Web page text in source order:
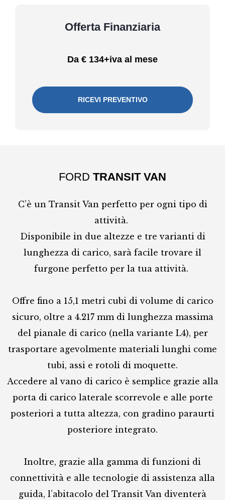
Offerta Finanziaria
Da € 134+iva al mese
RICEVI PREVENTIVO
FORD TRANSIT VAN
C’è un Transit Van perfetto per ogni tipo di
attività.
Disponibile in due altezze e tre varianti di
lunghezza di carico, sarà facile trovare il
furgone perfetto per la tua attività.
Offre fino a 15,1 metri cubi di volume di carico
sicuro, oltre a 4.217 mm di lunghezza massima
del pianale di carico (nella variante L4), per
trasportare agevolmente materiali lunghi come
tubi, assi e rotoli di moquette.
Accedere al vano di carico è semplice grazie alla
porta di carico laterale scorrevole e alle porte
posteriori a tutta altezza, con gradino paraurti
posteriore integrato.
Inoltre, grazie alla gamma di funzioni di
connettività e alle tecnologie di assistenza alla
guida, l’abitacolo del Transit Van diventerà